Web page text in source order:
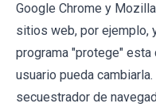
Google Chrome y
sitios web, por ejemplo,
programa "protege"
usuario pueda
secuestrador de